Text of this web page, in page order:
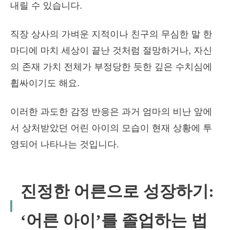
내릴 수 있습니다.
직장 상사의 가벼운 지적이나 친구의 무심한 말 한
마디에 마치 세상이 끝난 것처럼 절망하거나, 자신
의 존재 가치 전체가 부정당한 듯한 깊은 수치심에
휩싸이기도 해요.
이러한 과도한 감정 반응은 과거 엄마의 비난 앞에
서 상처받았던 어린 아이의 모습이 현재 상황에 투
영되어 나타나는 것입니다.
진정한 어른으로 성장하기:
‘어른 아이’를 졸업하는 법